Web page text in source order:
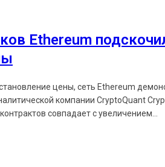
Ethereum
цены, сеть Ethereum
компании CryptoQuant
совпадает с увеличением...